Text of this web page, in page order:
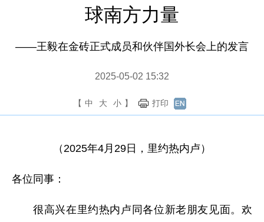
球南方力量
——王毅在金砖正式成员和伙伴国外长会上的发言
2025-05-02 15:32
【 中 大 小 】 打印
（2025年4月29日，里约热内卢）
各位同事：
很高兴在里约热内卢同各位新老朋友见面。欢